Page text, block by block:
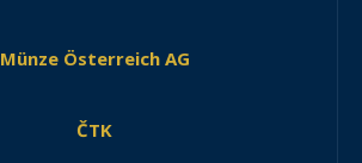
Münze Österreich AG
ČTK